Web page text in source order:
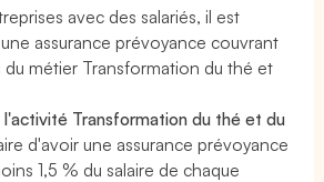
avec des salariés, il est
assurance prévoyance couvrant
du métier Transformation du thé et
l'activité Transformation du thé et du
d'avoir une assurance prévoyance
1,5 % du salaire de chaque